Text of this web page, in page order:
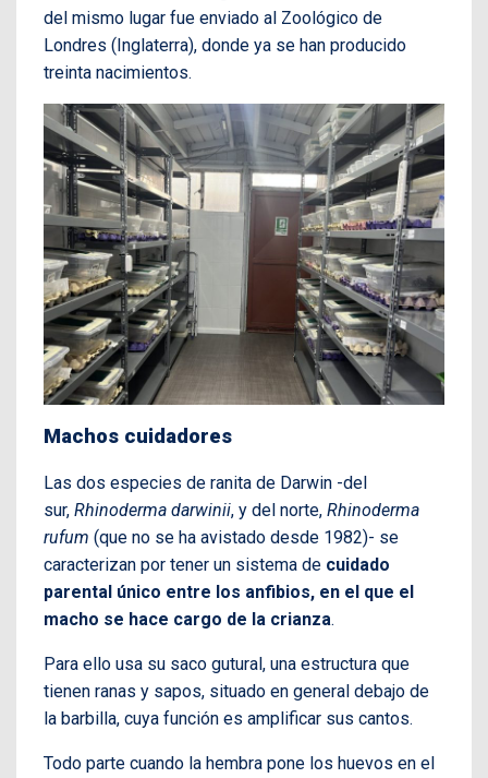
del mismo lugar fue enviado al Zoológico de
Londres (Inglaterra), donde ya se han producido
treinta nacimientos.
Machos cuidadores
Las dos especies de ranita de Darwin -del
sur, Rhinoderma darwinii, y del norte, Rhinoderma
rufum (que no se ha avistado desde 1982)- se
caracterizan por tener un sistema de cuidado
parental único entre los anfibios, en el que el
macho se hace cargo de la crianza.
Para ello usa su saco gutural, una estructura que
tienen ranas y sapos, situado en general debajo de
la barbilla, cuya función es amplificar sus cantos.
Todo parte cuando la hembra pone los huevos en el